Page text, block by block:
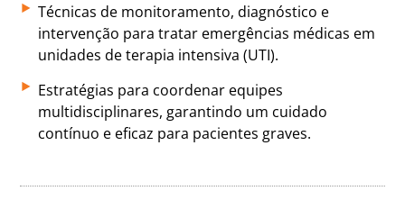
Técnicas de monitoramento, diagnóstico e
intervenção para tratar emergências médicas em
unidades de terapia intensiva (UTI).
Estratégias para coordenar equipes
multidisciplinares, garantindo um cuidado
contínuo e eficaz para pacientes graves.